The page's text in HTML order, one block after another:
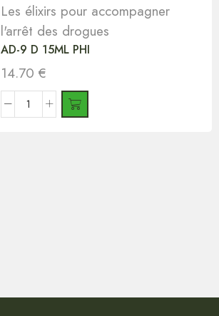
Les élixirs pour accompagner
l'arrêt des drogues
AD-9 D 15ML PHI
14.70 €